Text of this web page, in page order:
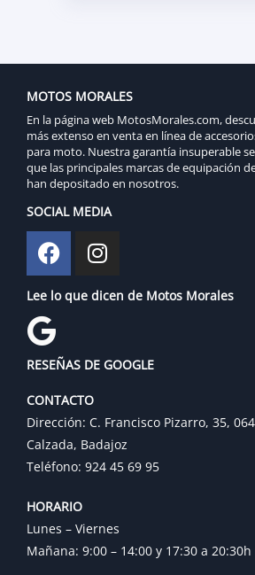
MOTOS MORALES
En la página web MotosMorales.com,
más extenso en venta en línea de
para moto. Nuestra garantía insuperable
que las principales marcas de equipación
han depositado en nosotros.
SOCIAL MEDIA
Lee lo que dicen de Motos Morales
RESEÑAS DE GOOGLE
CONTACTO
Dirección: C. Francisco Pizarro, 35,
Calzada, Badajoz
Teléfono: 924 45 69 95
HORARIO
Lunes – Viernes
Mañana: 9:00 – 14:00 y 17:30 a 20:30h